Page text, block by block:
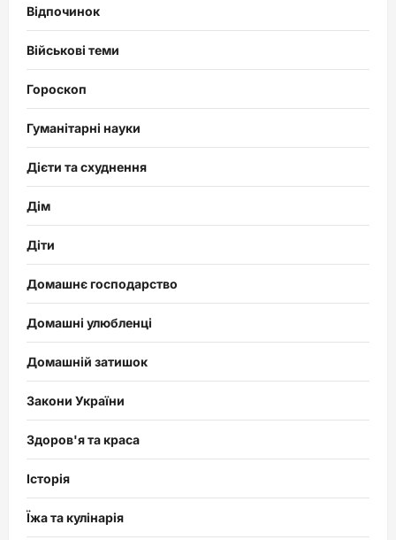
Відпочинок
Військові теми
Гороскоп
Гуманітарні науки
Дієти та схуднення
Дім
Діти
Домашнє господарство
Домашні улюбленці
Домашній затишок
Закони України
Здоров'я та краса
Історія
Їжа та кулінарія